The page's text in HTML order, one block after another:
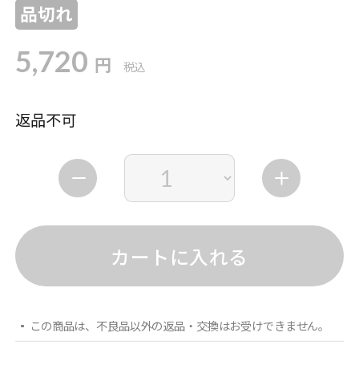
品切れ
5,720 円 税込
返品不可
カートに入れる
この商品は、不良品以外の返品・交換はお受けできません。